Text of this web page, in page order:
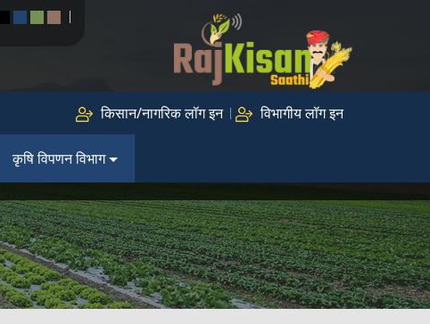
किसान/नागरिक लॉग इन विभागीय लॉग इन
कृषि विपणन विभाग